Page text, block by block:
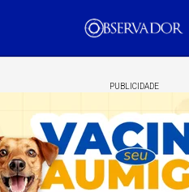
PUBLICIDADE